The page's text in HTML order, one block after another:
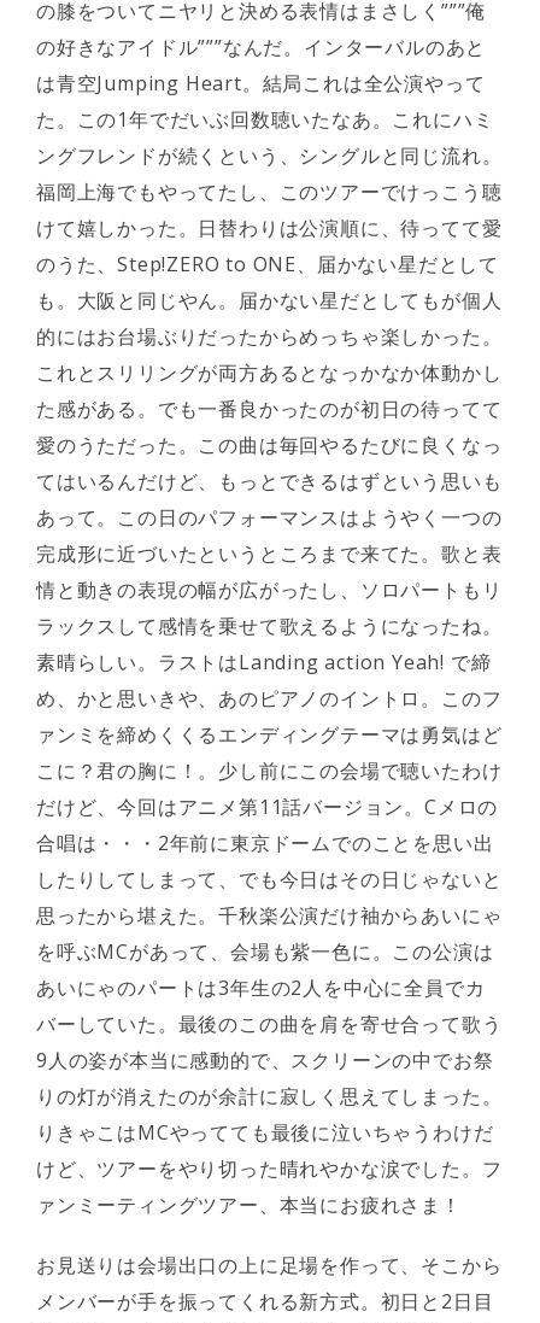
の膝をついてニヤリと決める表情はまさしく”””俺
の好きなアイドル”””なんだ。インターバルのあと
は青空Jumping Heart。結局これは全公演やって
た。この1年でだいぶ回数聴いたなあ。これにハミ
ングフレンドが続くという、シングルと同じ流れ。
福岡上海でもやってたし、このツアーでけっこう聴
けて嬉しかった。日替わりは公演順に、待ってて愛
のうた、Step!ZERO to ONE、届かない星だとして
も。大阪と同じやん。届かない星だとしてもが個人
的にはお台場ぶりだったからめっちゃ楽しかった。
これとスリリングが両方あるとなっかなか体動かし
た感がある。でも一番良かったのが初日の待ってて
愛のうただった。この曲は毎回やるたびに良くなっ
てはいるんだけど、もっとできるはずという思いも
あって。この日のパフォーマンスはようやく一つの
完成形に近づいたというところまで来てた。歌と表
情と動きの表現の幅が広がったし、ソロパートもリ
ラックスして感情を乗せて歌えるようになったね。
素晴らしい。ラストはLanding action Yeah! で締
め、かと思いきや、あのピアノのイントロ。このフ
ァンミを締めくくるエンディングテーマは勇気はど
こに？君の胸に！。少し前にこの会場で聴いたわけ
だけど、今回はアニメ第11話バージョン。Cメロの
合唱は・・・2年前に東京ドームでのことを思い出
したりしてしまって、でも今日はその日じゃないと
思ったから堪えた。千秋楽公演だけ袖からあいにゃ
を呼ぶMCがあって、会場も紫一色に。この公演は
あいにゃのパートは3年生の2人を中心に全員でカ
バーしていた。最後のこの曲を肩を寄せ合って歌う
9人の姿が本当に感動的で、スクリーンの中でお祭
りの灯が消えたのが余計に寂しく思えてしまった。
りきゃこはMCやってても最後に泣いちゃうわけだ
けど、ツアーをやり切った晴れやかな涙でした。フ
ァンミーティングツアー、本当にお疲れさま！
お見送りは会場出口の上に足場を作って、そこから
メンバーが手を振ってくれる新方式。初日と2日目